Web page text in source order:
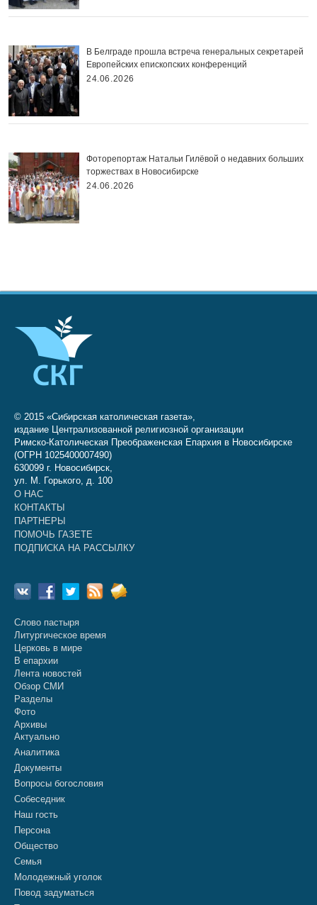
В Белграде прошла встреча генеральных секретарей
Европейских епископских конференций
24.06.2026
Фоторепортаж Натальи Гилёвой о недавних больших
торжествах в Новосибирске
24.06.2026
© 2015 «Сибирская католическая газета»,
издание Централизованной религиозной организации
Римско-Католическая Преображенская Епархия в Новосибирске
(ОГРН 1025400007490)
630099 г. Новосибирск,
ул. М. Горького, д. 100
О НАС
КОНТАКТЫ
ПАРТНЕРЫ
ПОМОЧЬ ГАЗЕТЕ
ПОДПИСКА НА РАССЫЛКУ
Слово пастыря
Литургическое время
Церковь в мире
В епархии
Лента новостей
Обзор СМИ
Разделы
Фото
Архивы
Актуально
Аналитика
Документы
Вопросы богословия
Собеседник
Наш гость
Персона
Общество
Семья
Молодежный уголок
Повод задуматься